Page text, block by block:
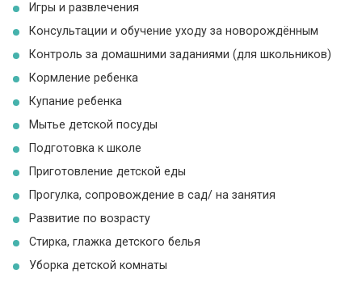
Игры и развлечения
Консультации и обучение уходу за новорождённым
Контроль за домашними заданиями (для школьников)
Кормление ребенка
Купание ребенка
Мытье детской посуды
Подготовка к школе
Приготовление детской еды
Прогулка, сопровождение в сад/ на занятия
Развитие по возрасту
Стирка, глажка детского белья
Уборка детской комнаты